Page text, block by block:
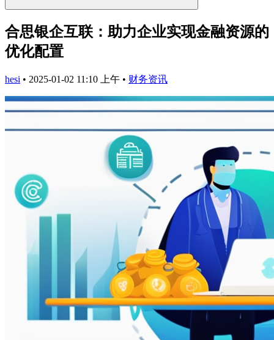
合思银企互联：助力企业实现金融资源的
优化配置
hesi • 2025-01-02 11:10 上午 • 财务资讯